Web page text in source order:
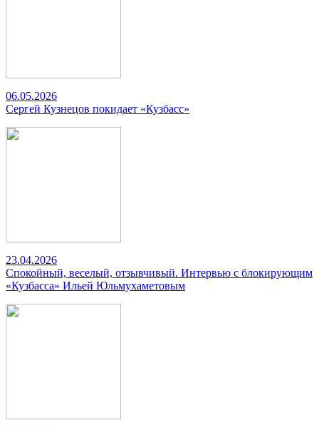
06.05.2026
Сергей Кузнецов покидает «Кузбасс»
23.04.2026
Спокойный, веселый, отзывчивый. Интервью с блокирующим
«Кузбасса» Ильей Юльмухаметовым